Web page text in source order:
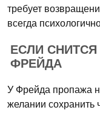
требует
всегда
ЕСЛИ
ФРЕЙДА
У Фрейда пропажа
желании сохранить